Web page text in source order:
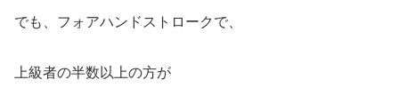
でも、フォアハンドストロークで、
上級者の半数以上の方が